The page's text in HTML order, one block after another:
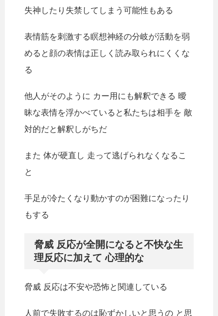
失神したり失禁してしまう可能性もある
表情筋を刺激する瞑想神経の分岐が活動を弱
めると顔の表情は正しく読み取られにくくな
る
他人がそのように カー用にも解釈できる 曖
昧な表情を浮かべていると私たちは相手を 敵
対的だと解釈しがちだ
また 体が硬直し 走って逃げられなくなるこ
と
手足が冷たくなり動かすのが困難になったり
もする
脅威 反応が全開になると不快な生
理反応に加えて 心理的な
脅威 反応は不安や恐怖と関連している
人前で失敗するのは恥ずかしいと思うの と思